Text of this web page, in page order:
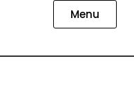
Menu